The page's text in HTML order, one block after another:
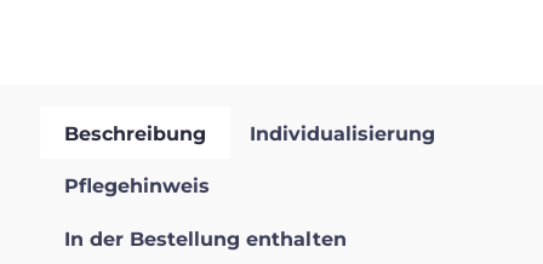
Beschreibung Individualisierung
Pflegehinweis
In der Bestellung enthalten